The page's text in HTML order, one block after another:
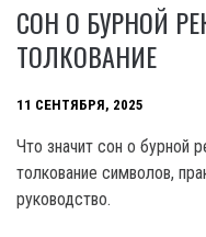
СОН О БУРНОЙ
ТОЛКОВАНИЕ
11 СЕНТЯБРЯ, 2025
Что значит сон о бурной
толкование символов,
руководство.